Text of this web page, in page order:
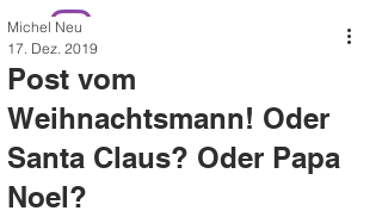
Post vom
Weihnachtsmann! Oder
Santa Claus? Oder Papa
Noel?
Michel Neu
17. Dez. 2019